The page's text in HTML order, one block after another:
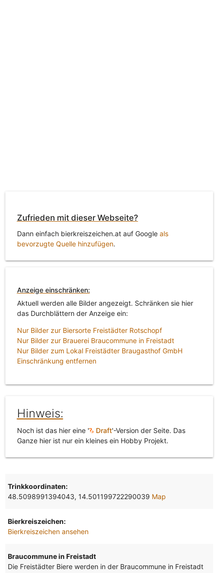
Zufrieden mit dieser Webseite?
Dann einfach bierkreiszeichen.at auf Google als
bevorzugte Quelle hinzufügen.
Anzeige einschränken:
Aktuell werden alle Bilder angezeigt. Schränken sie hier
das Durchblättern der Anzeige ein:
Nur Bilder zur Biersorte Freistädter Rotschopf
Nur Bilder zur Brauerei Braucommune in Freistadt
Nur Bilder zum Lokal Freistädter Braugasthof GmbH
Einschränkung entfernen
Hinweis:
Noch ist das hier eine ' Draft'-Version der Seite. Das
Ganze hier ist nur ein kleines ein Hobby Projekt.
Trinkkoordinaten:
48.5098991394043, 14.501199722290039 Map
Bierkreiszeichen:
Bierkreiszeichen ansehen
Braucommune in Freistadt
Die Freistädter Biere werden in der Braucommune in Freistadt